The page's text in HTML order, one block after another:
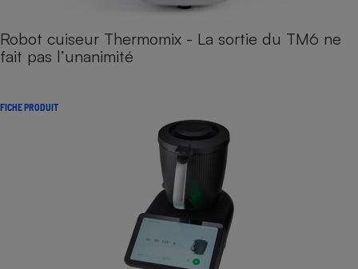
Robot cuiseur Thermomix - La sortie du TM6 ne
fait pas l’unanimité
FICHE PRODUIT